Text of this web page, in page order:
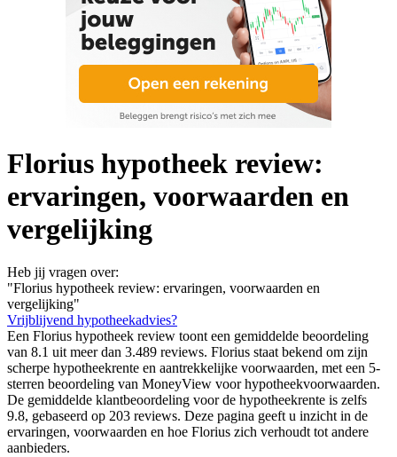
Florius hypotheek review:
ervaringen, voorwaarden en
vergelijking
Heb jij vragen over:
"Florius hypotheek review: ervaringen, voorwaarden en
vergelijking"
Vrijblijvend hypotheekadvies?
Een Florius hypotheek review toont een gemiddelde beoordeling
van 8.1 uit meer dan 3.489 reviews. Florius staat bekend om zijn
scherpe hypotheekrente en aantrekkelijke voorwaarden, met een 5-
sterren beoordeling van MoneyView voor hypotheekvoorwaarden.
De gemiddelde klantbeoordeling voor de hypotheekrente is zelfs
9.8, gebaseerd op 203 reviews. Deze pagina geeft u inzicht in de
ervaringen, voorwaarden en hoe Florius zich verhoudt tot andere
aanbieders.